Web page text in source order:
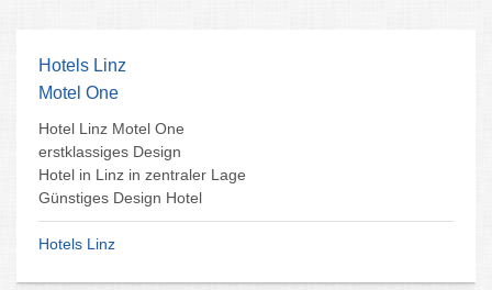
Hotels Linz
Motel One
Hotel Linz Motel One
erstklassiges Design
Hotel in Linz in zentraler Lage
Günstiges Design Hotel
Hotels Linz